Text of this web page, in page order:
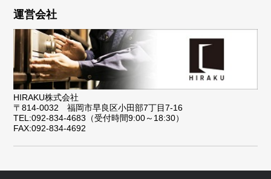
運営会社
HIRAKU株式会社
〒814-0032 福岡市早良区小田部7丁目7-16
TEL:092-834-4683（受付時間9:00～18:30）
FAX:092-834-4692